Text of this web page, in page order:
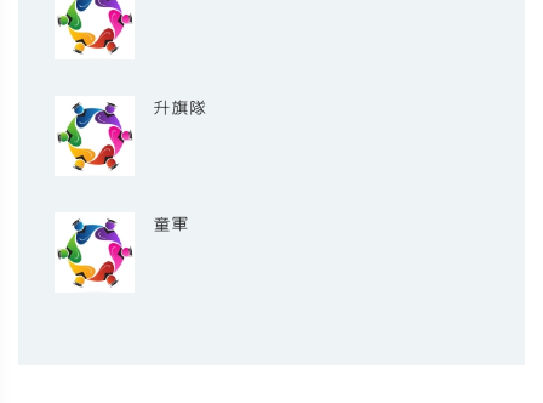
升旗隊
童軍